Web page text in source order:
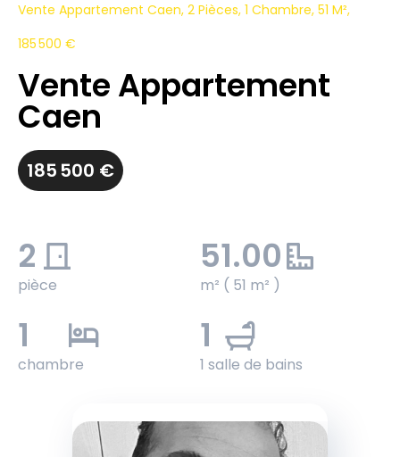
Vente Appartement Caen, 2 Pièces, 1 Chambre, 51 M²,
185 500 €
Vente Appartement
Caen
185 500 €
2
pièce
51.00
m² ( 51 m² )
1
chambre
1
1 salle de bains